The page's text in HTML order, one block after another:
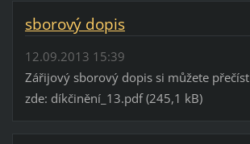
sborový dopis
12.09.2013 15:39
Zářijový sborový dopis si můžete přečíst
zde: díkčinění_13.pdf (245,1 kB)